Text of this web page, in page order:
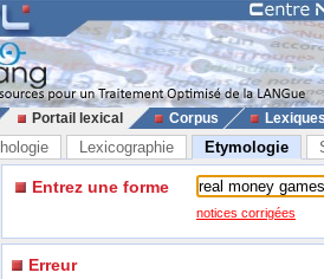
Portail lexical Corpus
Lexicographie Etymologie
Entrez une forme
notices corrigées
Erreur